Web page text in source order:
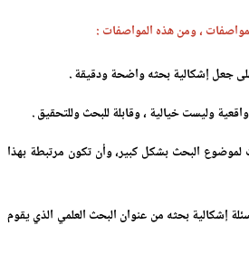
، ومن هذه المواصفات :
لموضوع البحث بشكل كبير، وأن تكون مرتبطة بهذا
إشكالية بحثه من عنوان البحث العلمي الذي يقوم